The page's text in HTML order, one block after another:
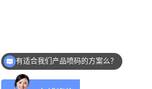
有适合我们产品喷码的方案么？